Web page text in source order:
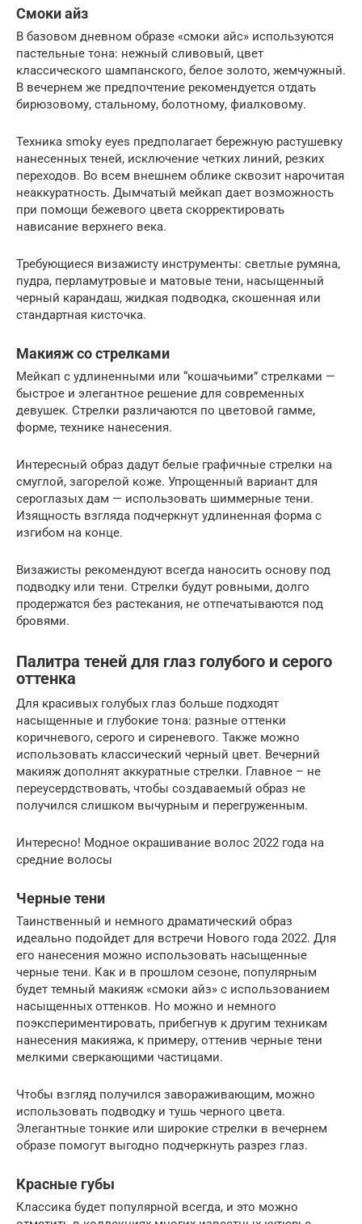
Смоки айз
В базовом дневном образе «смоки айс» используются
пастельные тона: нежный сливовый, цвет
классического шампанского, белое золото, жемчужный.
В вечернем же предпочтение рекомендуется отдать
бирюзовому, стальному, болотному, фиалковому.
Техника smoky eyes предполагает бережную растушевку
нанесенных теней, исключение четких линий, резких
переходов. Во всем внешнем облике сквозит нарочитая
неаккуратность. Дымчатый мейкап дает возможность
при помощи бежевого цвета скорректировать
нависание верхнего века.
Требующиеся визажисту инструменты: светлые румяна,
пудра, перламутровые и матовые тени, насыщенный
черный карандаш, жидкая подводка, скошенная или
стандартная кисточка.
Макияж со стрелками
Мейкап с удлиненными или “кошачьими” стрелками —
быстрое и элегантное решение для современных
девушек. Стрелки различаются по цветовой гамме,
форме, технике нанесения.
Интересный образ дадут белые графичные стрелки на
смуглой, загорелой коже. Упрощенный вариант для
сероглазых дам — использовать шиммерные тени.
Изящность взгляда подчеркнут удлиненная форма с
изгибом на конце.
Визажисты рекомендуют всегда наносить основу под
подводку или тени. Стрелки будут ровными, долго
продержатся без растекания, не отпечатываются под
бровями.
Палитра теней для глаз голубого и серого
оттенка
Для красивых голубых глаз больше подходят
насыщенные и глубокие тона: разные оттенки
коричневого, серого и сиреневого. Также можно
использовать классический черный цвет. Вечерний
макияж дополнят аккуратные стрелки. Главное – не
переусердствовать, чтобы создаваемый образ не
получился слишком вычурным и перегруженным.
Интересно! Модное окрашивание волос 2022 года на
средние волосы
Черные тени
Таинственный и немного драматический образ
идеально подойдет для встречи Нового года 2022. Для
его нанесения можно использовать насыщенные
черные тени. Как и в прошлом сезоне, популярным
будет темный макияж «смоки айз» с использованием
насыщенных оттенков. Но можно и немного
поэкспериментировать, прибегнув к другим техникам
нанесения макияжа, к примеру, оттенив черные тени
мелкими сверкающими частицами.
Чтобы взгляд получился завораживающим, можно
использовать подводку и тушь черного цвета.
Элегантные тонкие или широкие стрелки в вечернем
образе помогут выгодно подчеркнуть разрез глаз.
Красные губы
Классика будет популярной всегда, и это можно